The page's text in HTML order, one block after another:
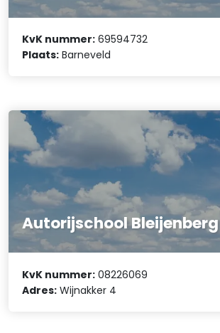
KvK nummer: 69594732
Plaats: Barneveld
Autorijschool Bleijenberg
KvK nummer: 08226069
Adres: Wijnakker 4